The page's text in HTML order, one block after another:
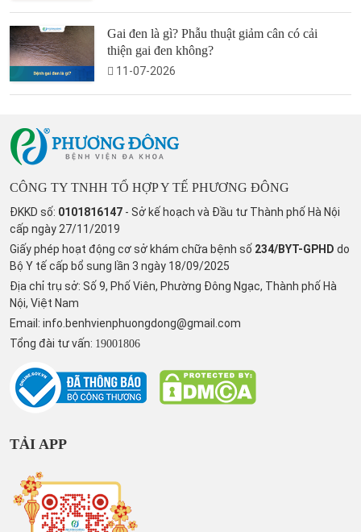
Gai đen là gì? Phẫu thuật giảm cân có cải
thiện gai đen không?
11-07-2026
CÔNG TY TNHH TỔ HỢP Y TẾ PHƯƠNG ĐÔNG
ĐKKD số: 0101816147 - Sở kế hoạch và Đầu tư Thành phố Hà Nội
cấp ngày 27/11/2019
Giấy phép hoạt động cơ sở khám chữa bệnh số 234/BYT-GPHD do
Bộ Y tế cấp bổ sung lần 3 ngày 18/09/2025
Địa chỉ trụ sở: Số 9, Phố Viên, Phường Đông Ngạc, Thành phố Hà
Nội, Việt Nam
Email: info.benhvienphuongdong@gmail.com
Tổng đài tư vấn: 19001806
TẢI APP